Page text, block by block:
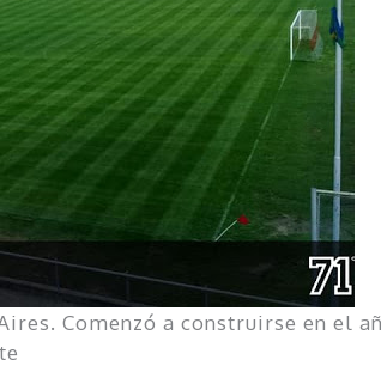
Comenzó a construirse en el